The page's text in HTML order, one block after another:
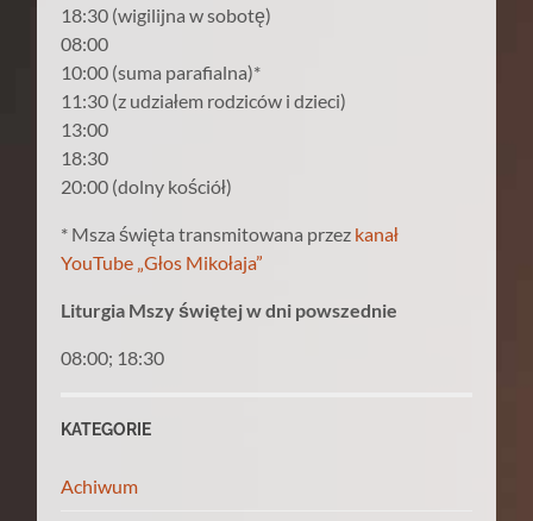
18:30 (wigilijna w sobotę)
08:00
10:00 (suma parafialna)*
11:30 (z udziałem rodziców i dzieci)
13:00
18:30
20:00 (dolny kościół)
* Msza święta transmitowana przez kanał
YouTube „Głos Mikołaja”
Liturgia Mszy świętej w dni powszednie
08:00; 18:30
KATEGORIE
Achiwum